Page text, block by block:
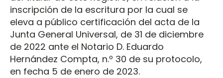
inscripción de la escritura por la cual se
eleva a público certificación del acta de la
Junta General Universal, de 31 de diciembre
de 2022 ante el Notario D. Eduardo
Hernández Compta, n.º 30 de su protocolo,
en fecha 5 de enero de 2023.